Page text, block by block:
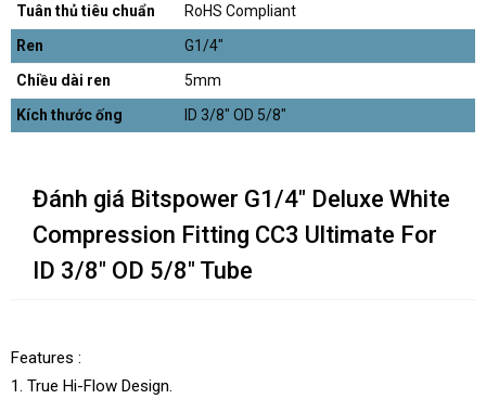
Tuân thủ tiêu chuẩn
RoHS Compliant
Ren
G1/4"
Chiều dài ren
5mm
Kích thước ống
ID 3/8" OD 5/8"
Đánh giá Bitspower G1/4" Deluxe White
Compression Fitting CC3 Ultimate For
ID 3/8" OD 5/8" Tube
Features :
1. True Hi-Flow Design.